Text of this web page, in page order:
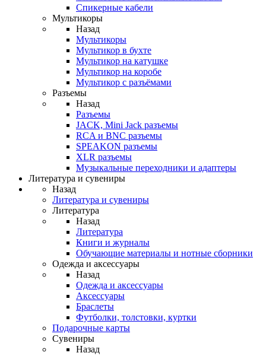
Спикерные кабели
Мультикоры
Назад
Мультикоры
Мультикор в бухте
Мультикор на катушке
Мультикор на коробе
Мультикор с разъёмами
Разъемы
Назад
Разъемы
JACK, Mini Jack разъемы
RCA и BNC разъемы
SPEAKON разъемы
XLR разъемы
Музыкальные переходники и адаптеры
Литература и сувениры
Назад
Литература и сувениры
Литература
Назад
Литература
Книги и журналы
Обучающие материалы и нотные сборники
Одежда и аксессуары
Назад
Одежда и аксессуары
Аксессуары
Браслеты
Футболки, толстовки, куртки
Подарочные карты
Сувениры
Назад